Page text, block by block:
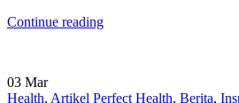
Continue reading
03 Mar
Health, Artikel Perfect Health, Berita,